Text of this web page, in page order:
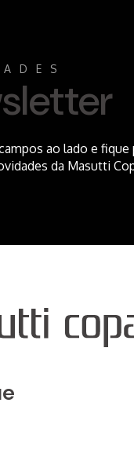
ao lado e fique
da Masutti